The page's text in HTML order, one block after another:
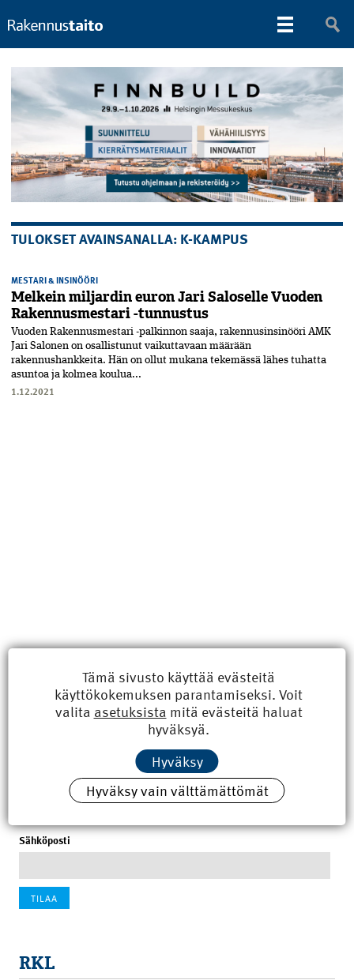
TULOKSET AVAINSANALLA: K-KAMPUS
MESTARI & INSINÖÖRI
Melkein miljardin euron Jari Saloselle Vuoden
Rakennusmestari -tunnustus
Vuoden Rakennusmestari -palkinnon saaja, rakennusinsinööri AMK
Jari Salonen on osallistunut vaikuttavaan määrään
rakennushankkeita. Hän on ollut mukana tekemässä lähes tuhatta
asuntoa ja kolmea koulua...
1.12.2021
Uusimmat
Kyberisku kiinteistötietoihin haittaisi energiarakentamista
8.6.2026 15:21
100 vuotta sitten: Rajajoen uusi rautatiesilta
Tilaa uutiskirje
Sähköposti
RKL
Tämä sivusto käyttää evästeitä
käyttökokemuksen parantamiseksi. Voit
valita asetuksista mitä evästeitä haluat
hyväksyä.
Hyväksy
Hyväksy vain välttämättömät